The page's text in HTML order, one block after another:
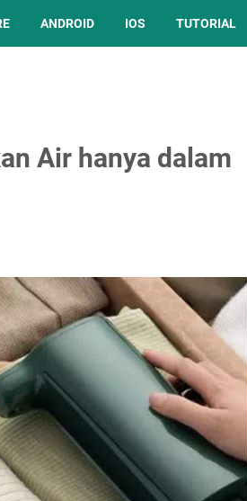
ANDROID IOS TUTORIAL
Air hanya dalam